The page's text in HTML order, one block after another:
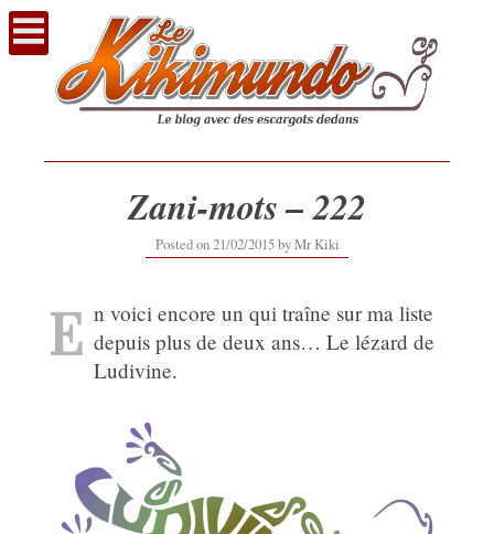
Voir
contenu
Zani-mots – 222
Posted on21/02/201512/09/2019
byMr Kiki
E n voici encore un qui traîne sur ma liste
depuis plus de deux ans… Le lézard de
Ludivine.